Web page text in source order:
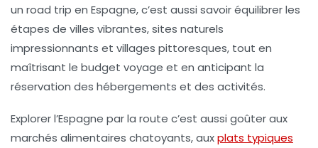
un road trip en Espagne, c’est aussi savoir équilibrer les
étapes de villes vibrantes, sites naturels
impressionnants et villages pittoresques, tout en
maîtrisant le budget voyage et en anticipant la
réservation des hébergements et des activités.
Explorer l’Espagne par la route c’est aussi goûter aux
marchés alimentaires chatoyants, auxplats typiques